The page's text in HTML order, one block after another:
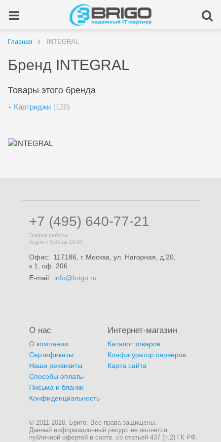
Главная INTEGRAL
Бренд INTEGRAL
Товары этого бренда
Картриджи (120)
+7 (495) 640-77-21
График работы:
будни с 9:00 до 18:00
Офис: 117186, г. Москва, ул. Нагорная, д.20,
к.1, оф. 206
E-mail: info@brigo.ru
О нас
О компании
Сертификаты
Наши реквизиты
Способы оплаты
Письма и бланки
Конфиденциальность
Интернет-магазин
Каталог товаров
Конфигуратор серверов
Карта сайта
© 2011-2026, Бриго. Все права защищены.
Данный информационный ресурс не является
публичной офертой в соотв. со статьей 437 (п.2) ГК РФ.